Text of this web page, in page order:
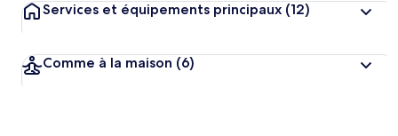
Services et équipements principaux (12)
Comme à la maison (6)